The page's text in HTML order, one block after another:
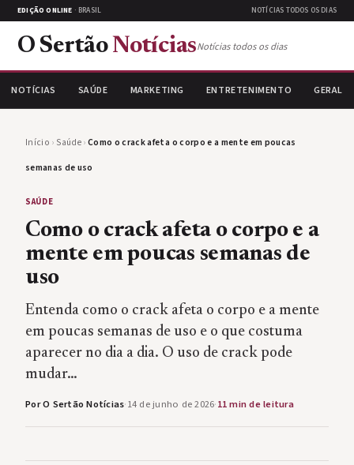
EDIÇÃO ONLINE · BRASIL NOTÍCIAS TODOS OS DIAS
O Sertão NotíciasNotícias todos os dias
NOTÍCIAS SAÚDE MARKETING ENTRETENIMENTO GERAL
Início › Saúde›Como o crack afeta o corpo e a mente em poucas
semanas de uso
SAÚDE
Como o crack afeta o corpo e a
mente em poucas semanas de
uso
Entenda como o crack afeta o corpo e a mente
em poucas semanas de uso e o que costuma
aparecer no dia a dia. O uso de crack pode
mudar…
Por O Sertão Notícias·14 de junho de 2026·11 min de leitura